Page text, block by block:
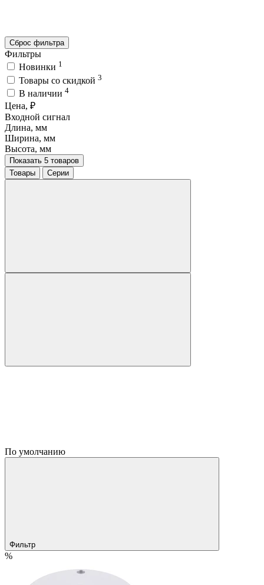
Сброс фильтра
Фильтры
Новинки 1
Товары со скидкой 3
В наличии 4
Цена, ₽
Входной сигнал
Длина, мм
Ширина, мм
Высота, мм
Показать 5 товаров
Товары
Серии
По умолчанию
Фильтр
%